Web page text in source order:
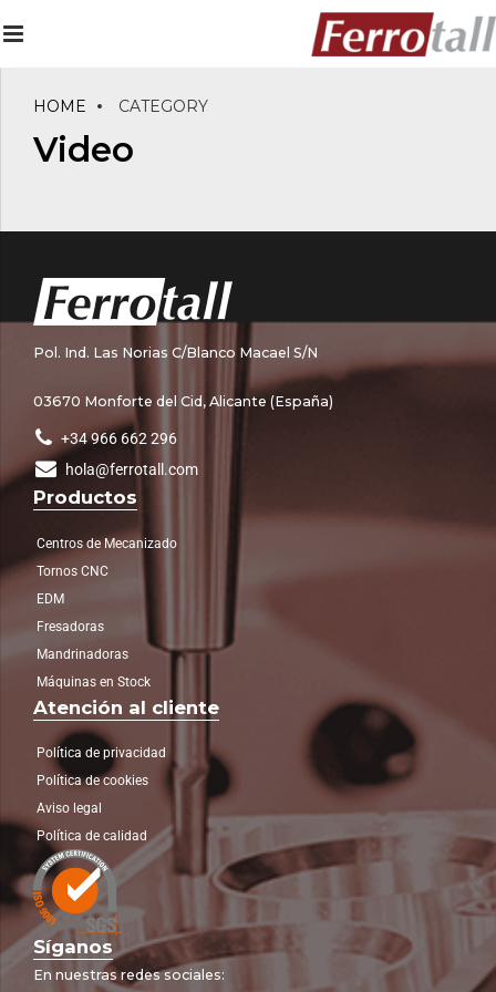
HOME CATEGORY
Video
Pol. Ind. Las Norias C/Blanco Macael S/N
03670 Monforte del Cid, Alicante (España)
+34 966 662 296
hola@ferrotall.com
Productos
Centros de Mecanizado
Tornos CNC
EDM
Fresadoras
Mandrinadoras
Máquinas en Stock
Atención al cliente
Política de privacidad
Política de cookies
Aviso legal
Política de calidad
Síganos
En nuestras redes sociales: